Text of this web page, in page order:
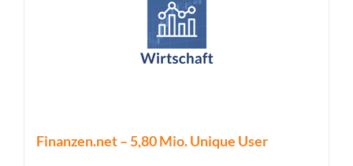
Finanzen.net – 5,80 Mio. Unique User